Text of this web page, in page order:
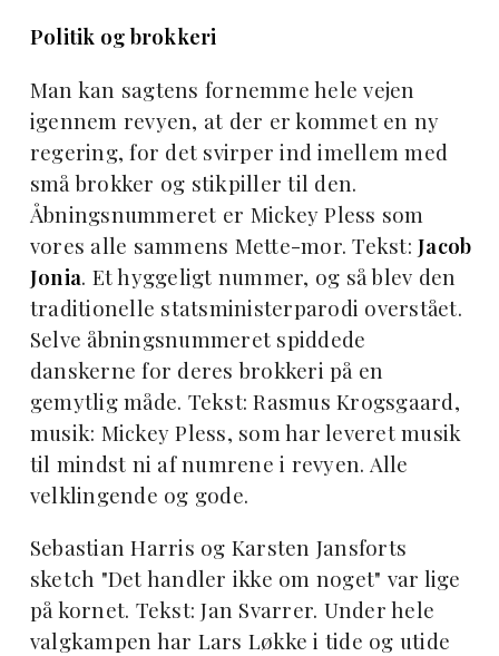
Politik og brokkeri
Man kan sagtens fornemme hele vejen
igennem revyen, at der er kommet en ny
regering, for det svirper ind imellem med
små brokker og stikpiller til den.
Åbningsnummeret er Mickey Pless som
vores alle sammens Mette-mor. Tekst:Jacob
Jonia. Et hyggeligt nummer, og så blev den
traditionelle statsministerparodi overstået.
Selve åbningsnummeret spiddede
danskerne for deres brokkeri på en
gemytlig måde. Tekst: Rasmus Krogsgaard,
musik: Mickey Pless, som har leveret musik
til mindst ni af numrene i revyen. Alle
velklingende og gode.
Sebastian Harris og Karsten Jansforts
sketch "Det handler ikke om noget" var lige
på kornet. Tekst: Jan Svarrer. Under hele
valgkampen har Lars Løkke i tide og utide